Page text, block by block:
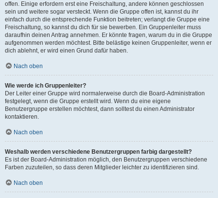
offen. Einige erfordern erst eine Freischaltung, andere können geschlossen
sein und weitere sogar versteckt. Wenn die Gruppe offen ist, kannst du ihr
einfach durch die entsprechende Funktion beitreten; verlangt die Gruppe eine
Freischaltung, so kannst du dich für sie bewerben. Ein Gruppenleiter muss
daraufhin deinen Antrag annehmen. Er könnte fragen, warum du in die Gruppe
aufgenommen werden möchtest. Bitte belästige keinen Gruppenleiter, wenn er
dich ablehnt, er wird einen Grund dafür haben.
Nach oben
Wie werde ich Gruppenleiter?
Der Leiter einer Gruppe wird normalerweise durch die Board-Administration
festgelegt, wenn die Gruppe erstellt wird. Wenn du eine eigene
Benutzergruppe erstellen möchtest, dann solltest du einen Administrator
kontaktieren.
Nach oben
Weshalb werden verschiedene Benutzergruppen farbig dargestellt?
Es ist der Board-Administration möglich, den Benutzergruppen verschiedene
Farben zuzuteilen, so dass deren Mitglieder leichter zu identifizieren sind.
Nach oben